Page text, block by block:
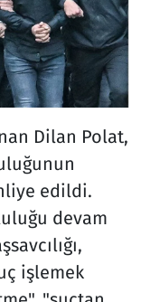
Dilan Polat,
edildi.
devam
işlemek